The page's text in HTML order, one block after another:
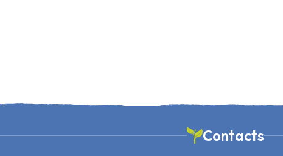
Contacts